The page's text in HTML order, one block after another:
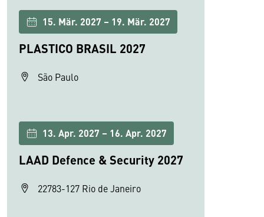
15. Mär. 2027 – 19. Mär. 2027
PLASTICO BRASIL 2027
São Paulo
13. Apr. 2027 – 16. Apr. 2027
LAAD Defence & Security 2027
22783-127 Rio de Janeiro